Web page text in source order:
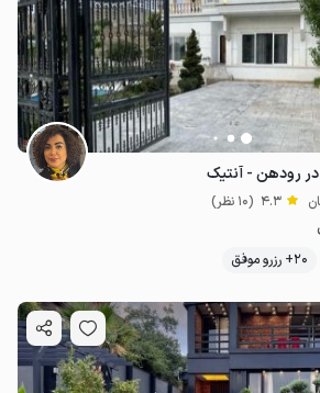
در رودهن - آنتیک
4.3 (10 نظر)
20+ رزرو موفق